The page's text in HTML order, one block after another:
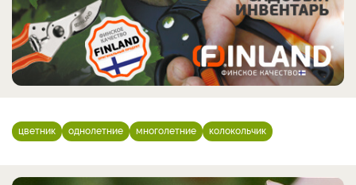
цветник однолетние многолетние колокольчик